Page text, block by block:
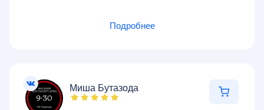
Подробнее
Миша Бутазода